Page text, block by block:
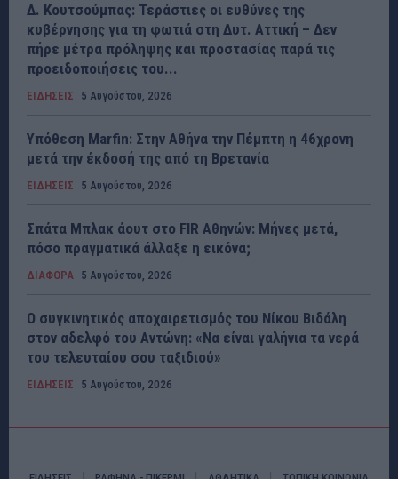
Δ. Κουτσούμπας: Τεράστιες οι ευθύνες της
κυβέρνησης για τη φωτιά στη Δυτ. Αττική – Δεν
πήρε μέτρα πρόληψης και προστασίας παρά τις
προειδοποιήσεις του...
ΕΙΔΗΣΕΙΣ 5 Αυγούστου, 2026
Υπόθεση Marfin: Στην Αθήνα την Πέμπτη η 46χρονη
μετά την έκδοσή της από τη Βρετανία
ΕΙΔΗΣΕΙΣ 5 Αυγούστου, 2026
Σπάτα Μπλακ άουτ στο FIR Αθηνών: Μήνες μετά,
πόσο πραγματικά άλλαξε η εικόνα;
ΔΙΑΦΟΡΑ 5 Αυγούστου, 2026
Ο συγκινητικός αποχαιρετισμός του Νίκου Βιδάλη
στον αδελφό του Αντώνη: «Να είναι γαλήνια τα νερά
του τελευταίου σου ταξιδιού»
ΕΙΔΗΣΕΙΣ 5 Αυγούστου, 2026